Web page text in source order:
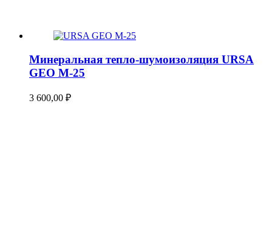
Минеральная тепло-шумоизоляция URSA
GEO М-25
3 600,00 ₽